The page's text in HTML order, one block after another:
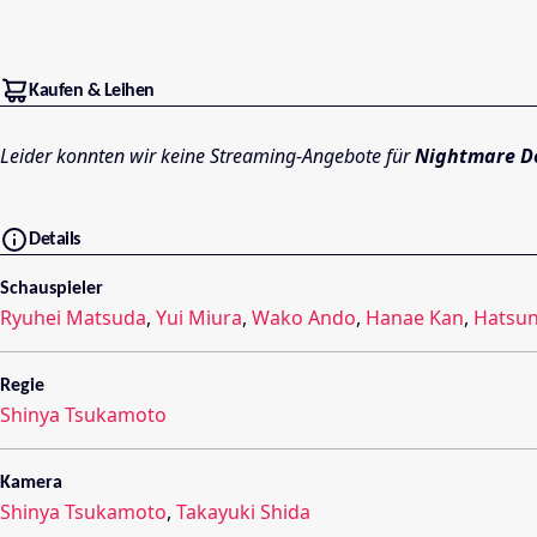
Kaufen & Leihen
Leider konnten wir keine Streaming-Angebote fürNightmare
Details
Schauspieler
Ryuhei Matsuda, Yui Miura, Wako Ando, Hanae Kan,
Regie
Shinya Tsukamoto
Kamera
Shinya Tsukamoto, Takayuki Shida